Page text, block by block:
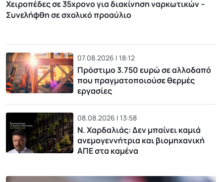
Χειροπέδες σε 35χρονο για διακίνηση ναρκωτικών –
Συνελήφθη σε σχολικό προαύλιο
07.08.2026 | 18:12
Πρόστιμο 3.750 ευρώ σε αλλοδαπό
που πραγματοποιούσε θερμές
εργασίες
08.08.2026 | 13:58
Ν. Χαρδαλιάς: Δεν μπαίνει καμιά
ανεμογεννήτρια και βιομηχανική
ΑΠΕ στα καμένα